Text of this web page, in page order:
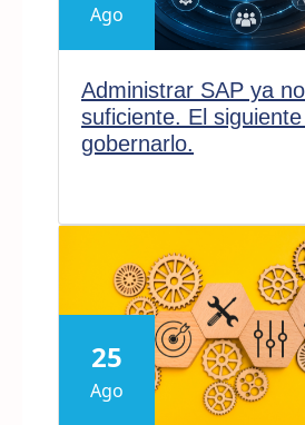
Ago
Administrar SAP ya
suficiente. El
gobernarlo.
25
Ago